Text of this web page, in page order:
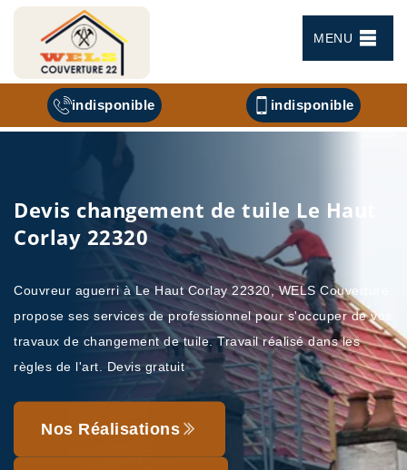
MENU
indisponible indisponible
Devis changement de tuile Le Haut
Corlay 22320
Couvreur aguerri à Le Haut Corlay 22320, WELS Couverture
propose ses services de professionnel pour s'occuper de vos
travaux de changement de tuile. Travail réalisé dans les
règles de l'art. Devis gratuit
Nos Réalisations